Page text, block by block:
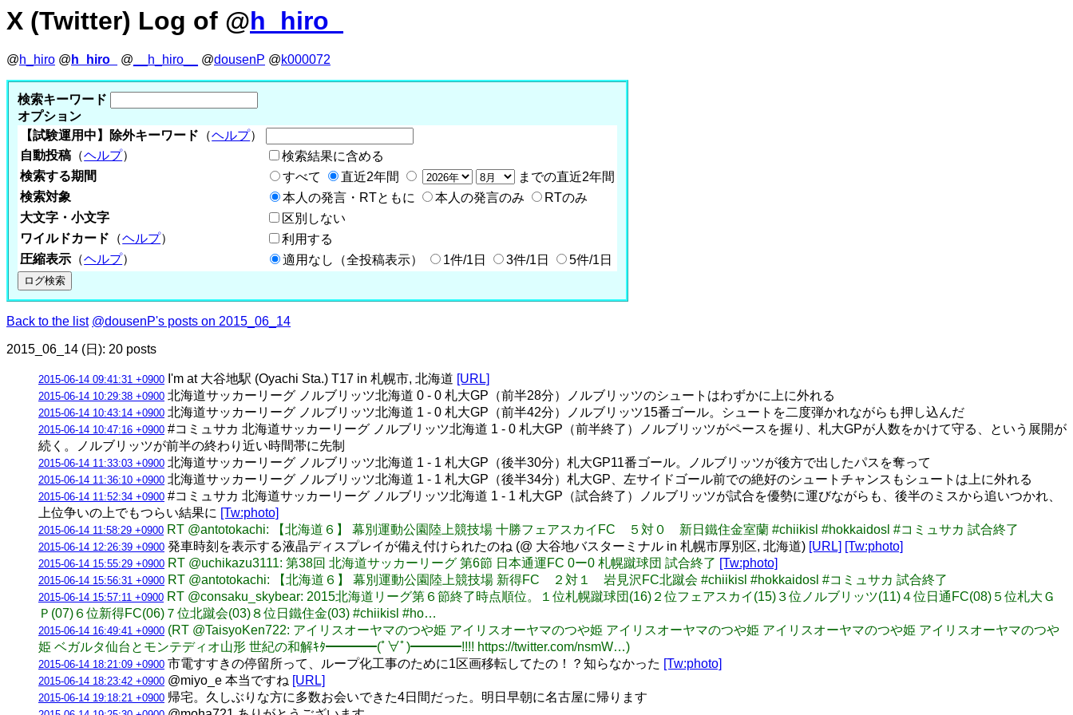
X (Twitter) Log of @h_hiro_
@h_hiro @ h_hiro_ @ __h_hiro__ @dousenP @k000072
検索キーワード
オプション
【試験運用中】除外キーワード （ヘルプ）
自動投稿 （ヘルプ）
検索結果に含める
検索する期間
すべて 直近2年間
までの直近2年間
検索対象
本人の発言・RTともに 本人の発言のみ
RTのみ
大文字・小文字
区別しない
ワイルドカード （ヘルプ）
利用する
圧縮表示 （ヘルプ） 適用なし（全投稿表示） 1件/1日 3件/1日 5件/1日
Back to the list @dousenP's posts on 2015_06_14
2015_06_14 (日): 20 posts
2015-06-14 09:41:31 +0900 I'm at 大谷地駅 (Oyachi Sta.) T17 in 札幌市, 北海道 [URL]
2015-06-14 10:29:38 +0900 北海道サッカーリーグ ノルブリッツ北海道 0 - 0 札大GP（前半28分）ノルブリッツのシュートはわずかに上に外れる
2015-06-14 10:43:14 +0900 北海道サッカーリーグ ノルブリッツ北海道 1 - 0 札大GP（前半42分）ノルブリッツ15番ゴール。シュートを二度弾かれながらも押し込んだ
2015-06-14 10:47:16 +0900 #コミュサカ 北海道サッカーリーグ ノルブリッツ北海道 1 - 0 札大GP（前半終了）ノルブリッツがペースを握り、札大GPが人数をかけて守る、という展開が
続く。ノルブリッツが前半の終わり近い時間帯に先制
2015-06-14 11:33:03 +0900 北海道サッカーリーグ ノルブリッツ北海道 1 - 1 札大GP（後半30分）札大GP11番ゴール。ノルブリッツが後方で出したパスを奪って
2015-06-14 11:36:10 +0900 北海道サッカーリーグ ノルブリッツ北海道 1 - 1 札大GP（後半34分）札大GP、左サイドゴール前での絶好のシュートチャンスもシュートは上に外れる
2015-06-14 11:52:34 +0900 #コミュサカ 北海道サッカーリーグ ノルブリッツ北海道 1 - 1 札大GP（試合終了）ノルブリッツが試合を優勢に運びながらも、後半のミスから追いつかれ、
上位争いの上でもつらい結果に [Tw:photo]
2015-06-14 11:58:29 +0900 RT @antotokachi: 【北海道６】 幕別運動公園陸上競技場 十勝フェアスカイFC ５対０ 新日鐵住金室蘭 #chiikisl #hokkaidosl #コミュサカ 試合終了
2015-06-14 12:26:39 +0900 発車時刻を表示する液晶ディスプレイが備え付けられたのね (@ 大谷地バスターミナル in 札幌市厚別区, 北海道) [URL] [Tw:photo]
2015-06-14 15:55:29 +0900 RT @uchikazu3111: 第38回 北海道サッカーリーグ 第6節 日本通運FC 0ー0 札幌蹴球団 試合終了 [Tw:photo]
2015-06-14 15:56:31 +0900 RT @antotokachi: 【北海道６】 幕別運動公園陸上競技場 新得FC ２対１ 岩見沢FC北蹴会 #chiikisl #hokkaidosl #コミュサカ 試合終了
2015-06-14 15:57:11 +0900 RT @consaku_skybear: 2015北海道リーグ第６節終了時点順位。１位札幌蹴球団(16)２位フェアスカイ(15)３位ノルブリッツ(11)４位日通FC(08)５位札大Ｇ
Ｐ(07)６位新得FC(06)７位北蹴会(03)８位日鐵住金(03) #chiikisl #ho…
2015-06-14 16:49:41 +0900 (RT @TaisyoKen722: アイリスオーヤマのつや姫 アイリスオーヤマのつや姫 アイリスオーヤマのつや姫 アイリスオーヤマのつや姫 アイリスオーヤマのつや
姫 ベガルタ仙台とモンテディオ山形 世紀の和解ｷﾀ━━━━(ﾟ∀ﾟ)━━━━!!!! https://twitter.com/nsmW…)
2015-06-14 18:21:09 +0900 市電すすきの停留所って、ループ化工事のために1区画移転してたの！？知らなかった [Tw:photo]
2015-06-14 18:23:42 +0900 @miyo_e 本当ですね [URL]
2015-06-14 19:18:21 +0900 帰宅。久しぶりな方に多数お会いできた4日間だった。明日早朝に名古屋に帰ります